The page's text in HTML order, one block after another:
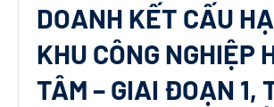
DOANH KẾT CẤU
KHU CÔNG NGHIỆP
TÂM – GIAI ĐOẠN 1,